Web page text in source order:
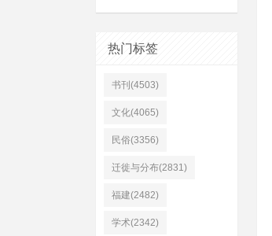
热门标签
书刊(4503)
文化(4065)
民俗(3356)
迁徙与分布(2831)
福建(2482)
学术(2342)